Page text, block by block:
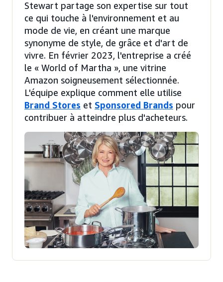
Stewart partage son expertise sur tout
ce qui touche à l'environnement et au
mode de vie, en créant une marque
synonyme de style, de grâce et d'art de
vivre. En février 2023, l'entreprise a créé
le « World of Martha », une vitrine
Amazon soigneusement sélectionnée.
L'équipe explique comment elle utilise
Brand Stores et Sponsored Brands pour
contribuer à atteindre plus d'acheteurs.